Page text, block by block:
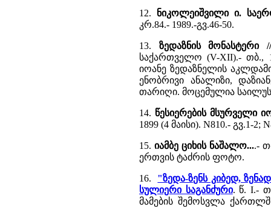
12. ნიკოლეიშვილი ი.
კრ.84.- 1989.-გვ.46-50.
13. ზედაზნის მონასტერი
საქართველო (V-XII).- თბ.,
იოანე ზედაზნელის
ენობრივი ანალიზი,
თარიღი. მოცემულია
14. წესიერების მსურველი
1899 (4 მაისი). N810.- გვ.1-2;
15. იამბე ციხის ნაშალო....-
ერთვის ტაძრის ფოტო.
16. "ზედა-ზენს კიბედ,
სულიერი საგანძური. წ. I.-
მამების შემოსვლა